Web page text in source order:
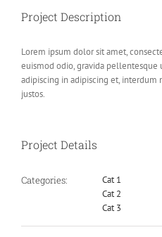
Project Description
Lorem ipsum dolor sit amet,
euismod odio, gravida pellentesque
adipiscing in adipiscing et, interdum
justos.
Project Details
Categories:
Cat 1
Cat 2
Cat 3